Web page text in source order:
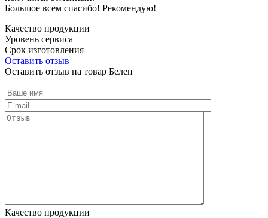
Большое всем спасибо! Рекомендую!
Качество продукции
Уровень сервиса
Срок изготовления
Оставить отзыв
Оставить отзыв на товар Белен
Качество продукции